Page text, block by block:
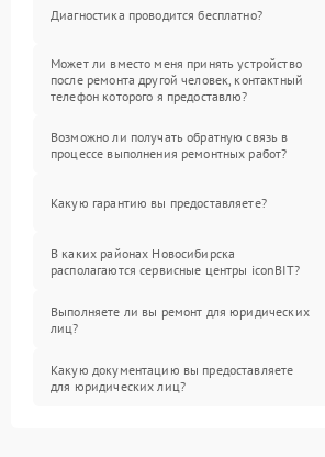
Диагностика проводится бесплатно?
Может ли вместо меня принять устройство
после ремонта другой человек, контактный
телефон которого я предоставлю?
Возможно ли получать обратную связь в
процессе выполнения ремонтных работ?
Какую гарантию вы предоставляете?
В каких районах Новосибирска
располагаются сервисные центры iconBIT?
Выполняете ли вы ремонт для юридических
лиц?
Какую документацию вы предоставляете
для юридических лиц?